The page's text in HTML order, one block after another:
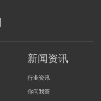
新闻资讯
行业资讯
你问我答